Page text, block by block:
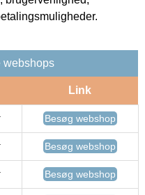
webshops
Link
Besøg webshop
Besøg webshop
Besøg webshop